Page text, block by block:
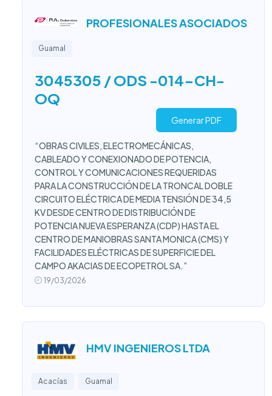
PROFESIONALES ASOCIADOS
Guamal
3045305 / ODS -014-CH-
OQ
Generar PDF
“OBRAS CIVILES, ELECTROMECÁNICAS,
CABLEADO Y CONEXIONADO DE POTENCIA,
CONTROL Y COMUNICACIONES REQUERIDAS
PARA LA CONSTRUCCIÓN DE LA TRONCAL DOBLE
CIRCUITO ELÉCTRICA DE MEDIA TENSIÓN DE 34,5
KV DESDE CENTRO DE DISTRIBUCIÓN DE
POTENCIA NUEVA ESPERANZA (CDP) HASTA EL
CENTRO DE MANIOBRAS SANTA MONICA (CMS) Y
FACILIDADES ELÉCTRICAS DE SUPERFICIE DEL
CAMPO AKACIAS DE ECOPETROL SA.”
19/03/2026
HMV INGENIEROS LTDA
Acacías Guamal